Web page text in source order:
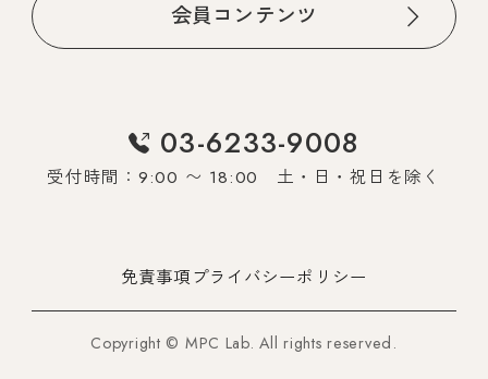
会員コンテンツ
03-6233-9008
受付時間：9:00 〜 18:00 土・日・祝日を除く
免責事項プライバシーポリシー
Copyright © MPC Lab. All rights reserved.